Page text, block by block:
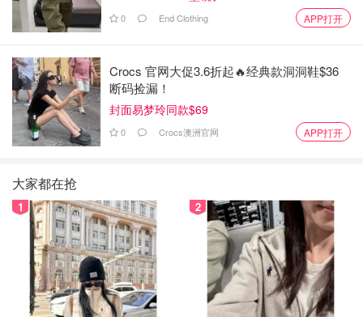
0 End Clothing APP打开
Crocs 官网大促3.6折起🔥经典款洞洞鞋$36
断码捡漏！
封面易梦玲同款$69
0 Crocs澳洲官网 APP打开
大家都在抢
1 2